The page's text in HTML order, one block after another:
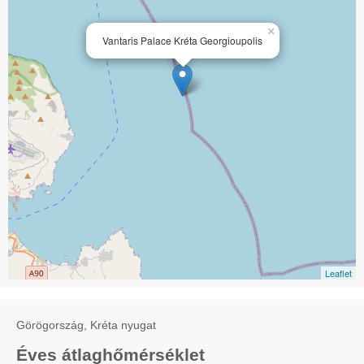
Vantaris Palace Kréta Georgioupolis
×
Leaflet
Görögország, Kréta nyugat
Éves átlaghőmérséklet